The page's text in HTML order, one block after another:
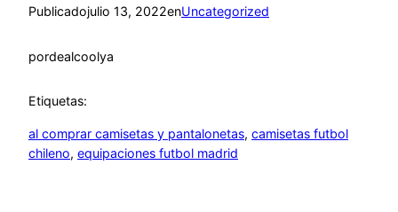
Publicadojulio 13, 2022enUncategorized
pordealcoolya
Etiquetas:
al comprar camisetas y pantalonetas, camisetas futbol
chileno, equipaciones futbol madrid